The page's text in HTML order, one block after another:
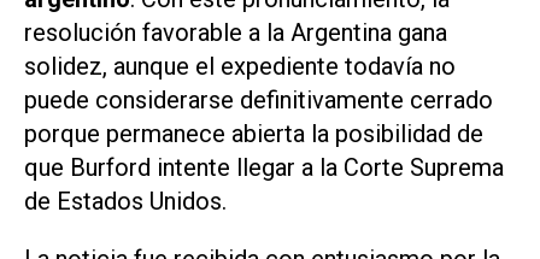
resolución favorable a la Argentina gana
solidez, aunque el expediente todavía no
puede considerarse definitivamente cerrado
porque permanece abierta la posibilidad de
que Burford intente llegar a la Corte Suprema
de Estados Unidos.